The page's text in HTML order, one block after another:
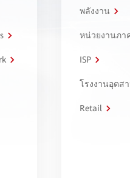
พลังงาน
หน่วยงานภา
ISP
โรงงานอุตส
Retail